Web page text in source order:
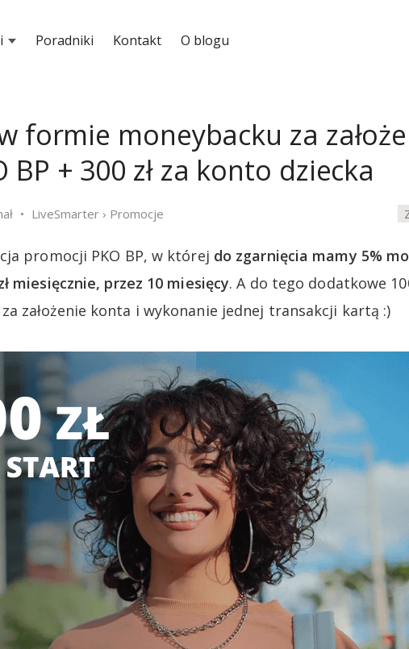
Poradniki Kontakt O blogu
formie moneybacku za
BP + 300 zł za konto dziecka
LiveSmarter › Promocje
promocji PKO BP, w której do zgarnięcia mamy 5%
miesięcznie, przez 10 miesięcy. A do tego dodatkowe
założenie konta i wykonanie jednej transakcji kartą :)